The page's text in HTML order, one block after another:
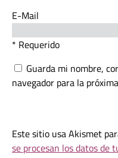
E-Mail
* Requerido
Guarda mi nombre,
navegador para la
Este sitio usa Akismet
se procesan los datos de